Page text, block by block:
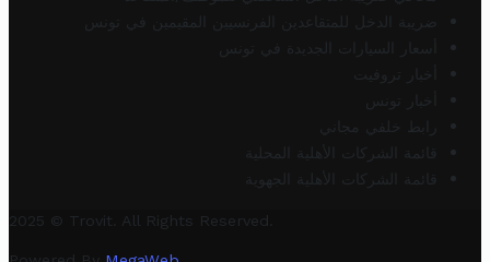
ضريبة الدخل للمتقاعدين الفرنسيين المقيمين في تونس
أسعار السيارات الجديدة في تونس
أخبار تروفيت
أخبار تونس
رابط خلفي مجاني
قائمة الشركات الأهلية المحلية
قائمة الشركات الأهلية الجهوية
2025 © Trovit. All Rights Reserved.